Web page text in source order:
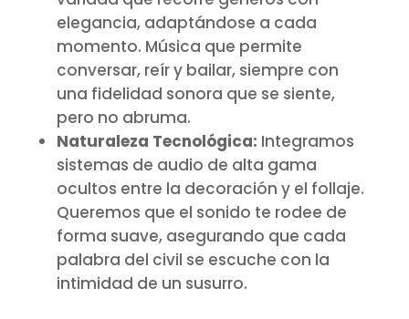
elegancia, adaptándose a cada
momento. Música que permite
conversar, reír y bailar, siempre con
una fidelidad sonora que se siente,
pero no abruma.
Naturaleza Tecnológica: Integramos
sistemas de audio de alta gama
ocultos entre la decoración y el follaje.
Queremos que el sonido te rodee de
forma suave, asegurando que cada
palabra del civil se escuche con la
intimidad de un susurro.